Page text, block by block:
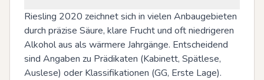
Riesling 2020 zeichnet sich in vielen Anbaugebieten
durch präzise Säure, klare Frucht und oft niedrigeren
Alkohol aus als wärmere Jahrgänge. Entscheidend
sind Angaben zu Prädikaten (Kabinett, Spätlese,
Auslese) oder Klassifikationen (GG, Erste Lage).